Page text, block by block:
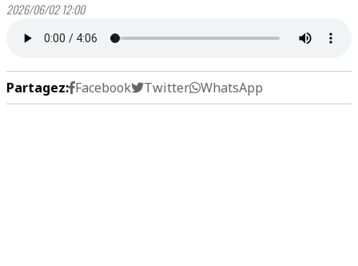
2026/06/02 12:00
Partagez: Facebook Twitter WhatsApp